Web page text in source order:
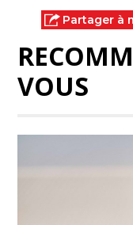
Partager à
VOUS